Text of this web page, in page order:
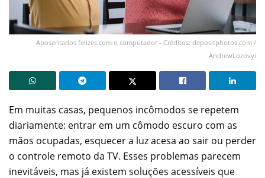
Aposentados felizes com o computador - Créditos: depositphotos.com /
AndrewLozovyi
Em muitas casas, pequenos incômodos se repetem
diariamente: entrar em um cômodo escuro com as
mãos ocupadas, esquecer a luz acesa ao sair ou perder
o controle remoto da TV. Esses problemas parecem
inevitáveis, mas já existem soluções acessíveis que